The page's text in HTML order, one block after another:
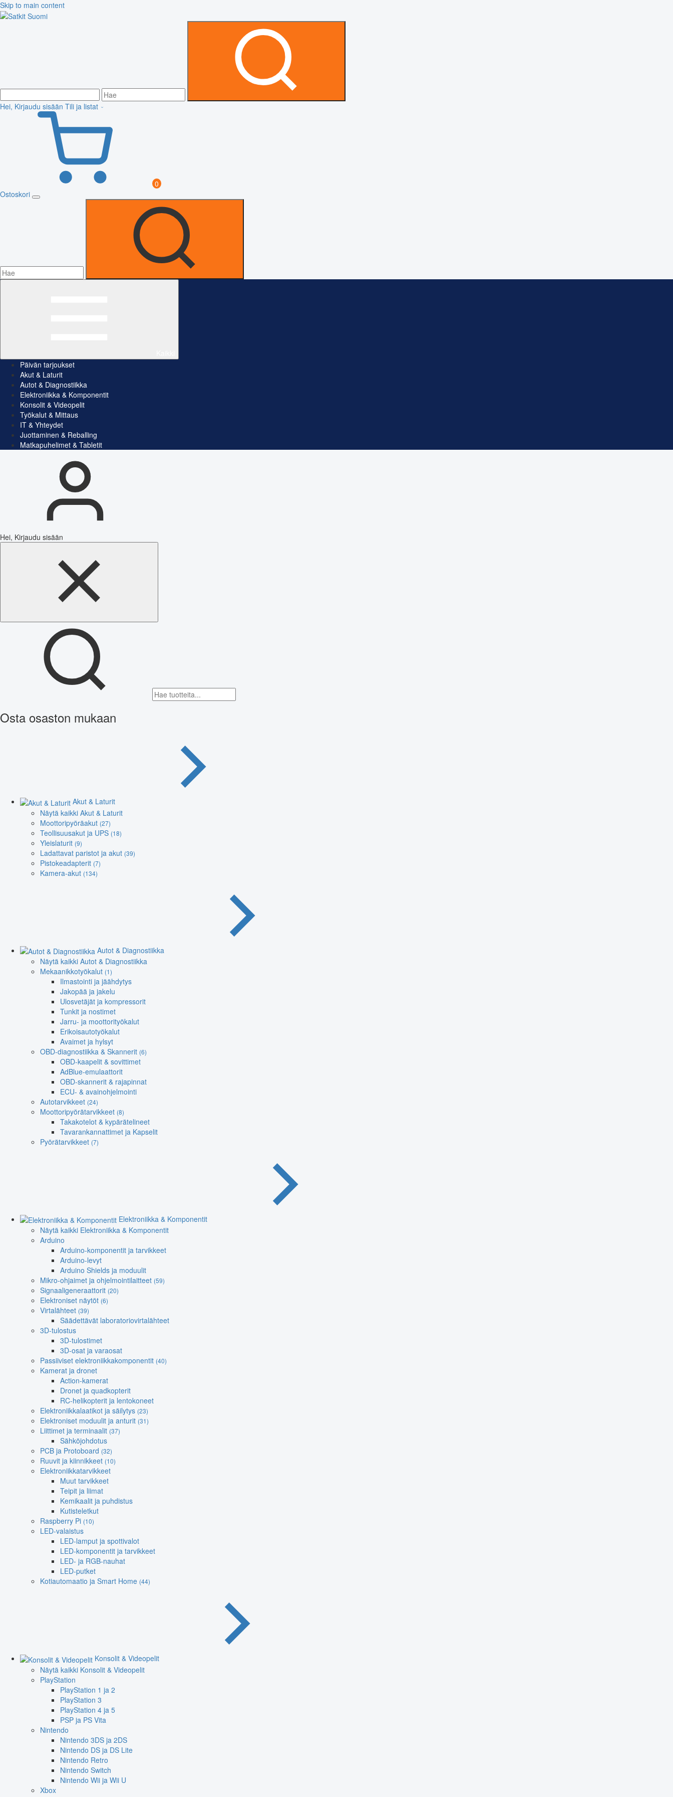
Skip to main content
Hei, Kirjaudu sisään Tili ja listat
0
Ostoskori
Päivän tarjoukset
Akut & Laturit
Autot & Diagnostiikka
Elektroniikka & Komponentit
Konsolit & Videopelit
Työkalut & Mittaus
IT & Yhteydet
Juottaminen & Reballing
Matkapuhelimet & Tabletit
Hei, Kirjaudu sisään
Osta osaston mukaan
Akut & Laturit
Näytä kaikki Akut & Laturit
Moottoripyöräakut (27)
Teollisuusakut ja UPS (18)
Yleislaturit (9)
Ladattavat paristot ja akut (39)
Pistokeadapterit (7)
Kamera-akut (134)
Autot & Diagnostiikka
Näytä kaikki Autot & Diagnostiikka
Mekaanikkotyökalut (1)
Ilmastointi ja jäähdytys
Jakopää ja jakelu
Ulosvetäjät ja kompressorit
Tunkit ja nostimet
Jarru- ja moottorityökalut
Erikoisautotyökalut
Avaimet ja hylsyt
OBD-diagnostiikka & Skannerit (6)
OBD-kaapelit & sovittimet
AdBlue-emulaattorit
OBD-skannerit & rajapinnat
ECU- & avainohjelmointi
Autotarvikkeet (24)
Moottoripyörätarvikkeet (8)
Takakotelot & kypärätelineet
Tavarankannattimet ja Kapselit
Pyörätarvikkeet (7)
Elektroniikka & Komponentit
Näytä kaikki Elektroniikka & Komponentit
Arduino
Arduino-komponentit ja tarvikkeet
Arduino-levyt
Arduino Shields ja moduulit
Mikro-ohjaimet ja ohjelmointilaitteet (59)
Signaaligeneraattorit (20)
Elektroniset näytöt (6)
Virtalähteet (39)
Säädettävät laboratoriovirtalähteet
3D-tulostus
3D-tulostimet
3D-osat ja varaosat
Passiiviset elektroniikkakomponentit (40)
Kamerat ja dronet
Action-kamerat
Dronet ja quadkopterit
RC-helikopterit ja lentokoneet
Elektroniikkalaatikot ja säilytys (23)
Elektroniset moduulit ja anturit (31)
Liittimet ja terminaalit (37)
Sähköjohdotus
PCB ja Protoboard (32)
Ruuvit ja kiinnikkeet (10)
Elektroniikkatarvikkeet
Muut tarvikkeet
Teipit ja liimat
Kemikaalit ja puhdistus
Kutisteletkut
Raspberry Pi (10)
LED-valaistus
LED-lamput ja spottivalot
LED-komponentit ja tarvikkeet
LED- ja RGB-nauhat
LED-putket
Kotiautomaatio ja Smart Home (44)
Konsolit & Videopelit
Näytä kaikki Konsolit & Videopelit
PlayStation
PlayStation 1 ja 2
PlayStation 3
PlayStation 4 ja 5
PSP ja PS Vita
Nintendo
Nintendo 3DS ja 2DS
Nintendo DS ja DS Lite
Nintendo Retro
Nintendo Switch
Nintendo Wii ja Wii U
Xbox